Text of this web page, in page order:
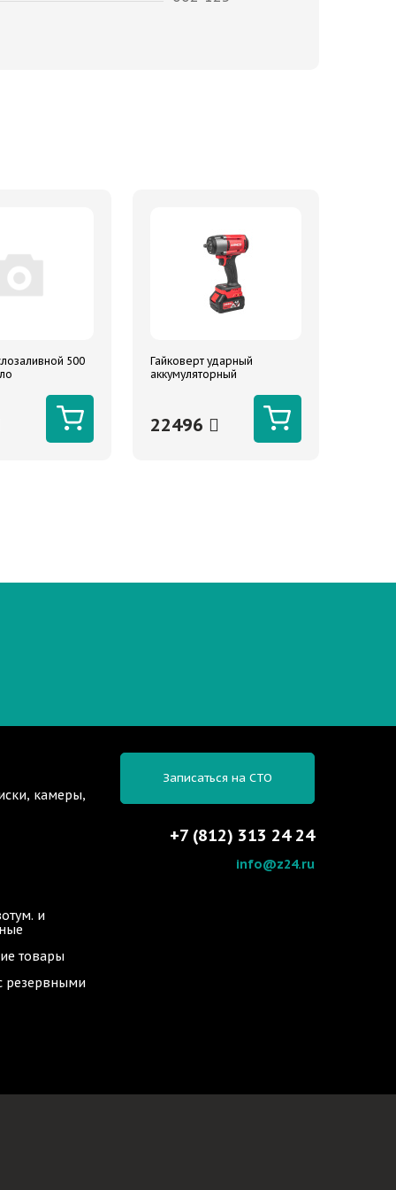
500
Гайковерт ударный
аккумуляторный
22496
камеры,
и
товары
резервными
Записаться на СТО
+7 (812) 313 24 24
info@z24.ru